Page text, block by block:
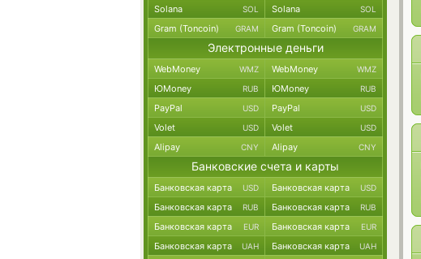
Solana SOL Solana SOL
Gram (Toncoin) GRAM Gram (Toncoin) GRAM
Электронные деньги
WebMoney WMZ WebMoney WMZ
ЮMoney RUB ЮMoney RUB
PayPal USD PayPal USD
Volet USD Volet USD
Alipay CNY Alipay CNY
Банковские счета и карты
Банковская карта USD Банковская карта USD
Банковская карта RUB Банковская карта RUB
Банковская карта EUR Банковская карта EUR
Банковская карта UAH Банковская карта UAH